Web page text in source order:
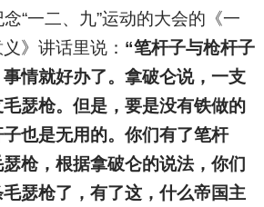
“一二、九”运动的大会的《一
》讲话里说： “笔杆子与枪杆子
情就好办了。拿破仑说，一支
瑟枪。但是，要是没有铁做的
也是无用的。你们有了笔杆
枪，根据拿破仑的说法，你们
瑟枪了，有了这，什么帝国主